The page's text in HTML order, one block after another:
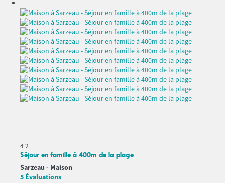
42
Séjour en famille à 400m de la plage
Sarzeau - Maison
5 Évaluations